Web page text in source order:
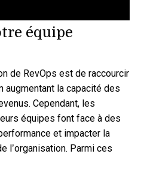
équipe
de RevOps est de raccourcir
augmentant la capacité des
Cependant, les
équipes font face à des
et impacter la
l’organisation. Parmi ces